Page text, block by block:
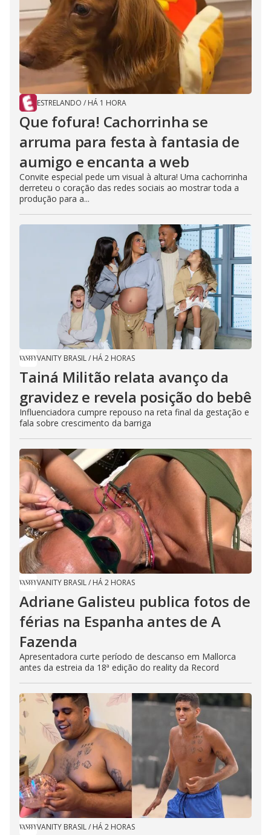
ESTRELANDO / HÁ 1 HORA
Que fofura! Cachorrinha se
arruma para festa à fantasia de
aumigo e encanta a web
Convite especial pede um visual à altura! Uma cachorrinha
derreteu o coração das redes sociais ao mostrar toda a
produção para a...
VANITY BRASIL/ HÁ 2 HORAS
Tainá Militão relata avanço da
gravidez e revela posição do bebê
Influenciadora cumpre repouso na reta final da gestação e
fala sobre crescimento da barriga
VANITY BRASIL/ HÁ 2 HORAS
Adriane Galisteu publica fotos de
férias na Espanha antes de A
Fazenda
Apresentadora curte período de descanso em Mallorca
antes da estreia da 18ª edição do reality da Record
VANITY BRASIL/ HÁ 2 HORAS